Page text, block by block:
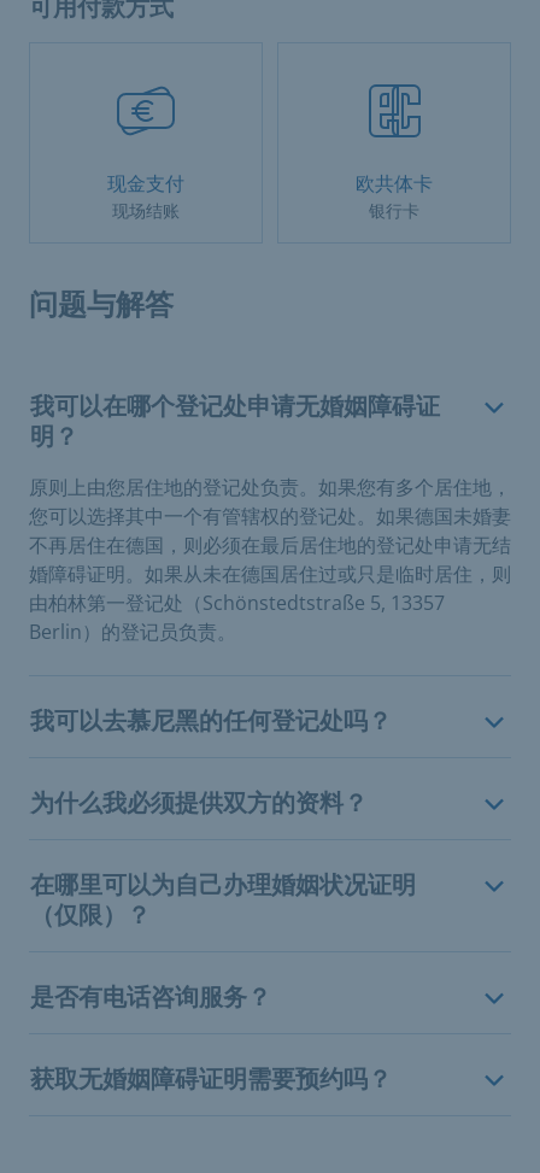
可用付款方式
现金支付
现场结账
欧共体卡
银行卡
问题与解答
我可以在哪个登记处申请无婚姻障碍证
明？
原则上由您居住地的登记处负责。如果您有多个居住地，
您可以选择其中一个有管辖权的登记处。如果德国未婚妻
不再居住在德国，则必须在最后居住地的登记处申请无结
婚障碍证明。如果从未在德国居住过或只是临时居住，则
由柏林第一登记处（Schönstedtstraße 5, 13357
Berlin）的登记员负责。
我可以去慕尼黑的任何登记处吗？
为什么我必须提供双方的资料？
在哪里可以为自己办理婚姻状况证明
（仅限）？
是否有电话咨询服务？
获取无婚姻障碍证明需要预约吗？